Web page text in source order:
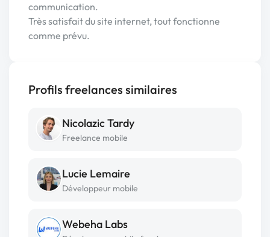
communication.
Très satisfait du site internet, tout fonctionne
comme prévu.
Profils freelances similaires
Nicolazic Tardy
Freelance mobile
Lucie Lemaire
Développeur mobile
Webeha Labs